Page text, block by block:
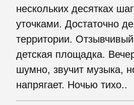
нескольких десятках
уточками. Достаточно
территории.
детская площадка.
шумно, звучит музыка,
напрягает. Ночью тихо..